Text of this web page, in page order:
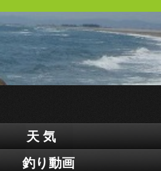
天 気
釣り動画